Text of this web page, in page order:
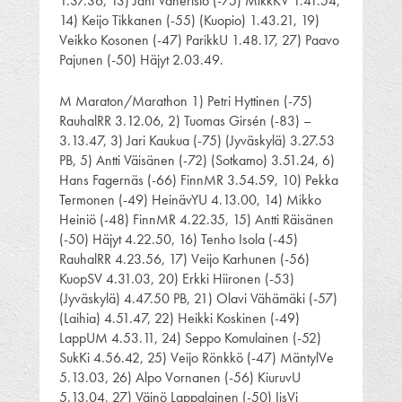
14) Keijo Tikkanen (-55) (Kuopio) 1.43.21, 19)
Veikko Kosonen (-47) ParikkU 1.48.17, 27) Paavo
Pajunen (-50) Häjyt 2.03.49.
M Maraton/Marathon 1) Petri Hyttinen (-75)
RauhalRR 3.12.06, 2) Tuomas Girsén (-83) –
3.13.47, 3) Jari Kaukua (-75) (Jyväskylä) 3.27.53
PB, 5) Antti Väisänen (-72) (Sotkamo) 3.51.24, 6)
Hans Fagernäs (-66) FinnMR 3.54.59, 10) Pekka
Termonen (-49) HeinävYU 4.13.00, 14) Mikko
Heiniö (-48) FinnMR 4.22.35, 15) Antti Räisänen
(-50) Häjyt 4.22.50, 16) Tenho Isola (-45)
RauhalRR 4.23.56, 17) Veijo Karhunen (-56)
KuopSV 4.31.03, 20) Erkki Hiironen (-53)
(Jyväskylä) 4.47.50 PB, 21) Olavi Vähämäki (-57)
(Laihia) 4.51.47, 22) Heikki Koskinen (-49)
LappUM 4.53.11, 24) Seppo Komulainen (-52)
SukKi 4.56.42, 25) Veijo Rönkkö (-47) MäntylVe
5.13.03, 26) Alpo Vornanen (-56) KiuruvU
5.13.04, 27) Väinö Lappalainen (-50) IisVi